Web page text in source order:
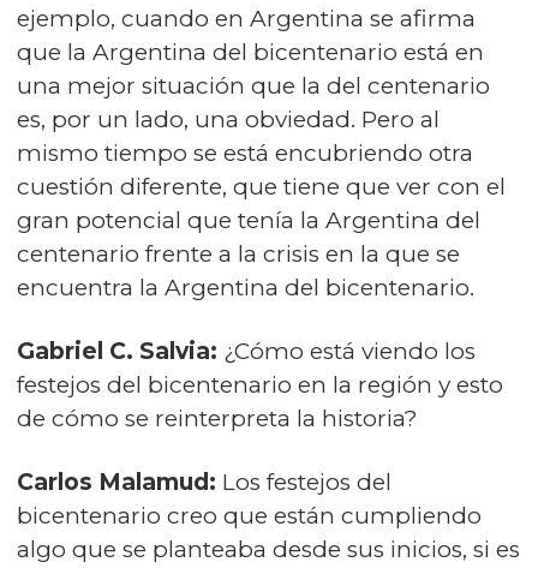
ejemplo, cuando en Argentina se afirma
que la Argentina del bicentenario está en
una mejor situación que la del centenario
es, por un lado, una obviedad. Pero al
mismo tiempo se está encubriendo otra
cuestión diferente, que tiene que ver con el
gran potencial que tenía la Argentina del
centenario frente a la crisis en la que se
encuentra la Argentina del bicentenario.
Gabriel C. Salvia: ¿Cómo está viendo los
festejos del bicentenario en la región y esto
de cómo se reinterpreta la historia?
Carlos Malamud: Los festejos del
bicentenario creo que están cumpliendo
algo que se planteaba desde sus inicios, si es